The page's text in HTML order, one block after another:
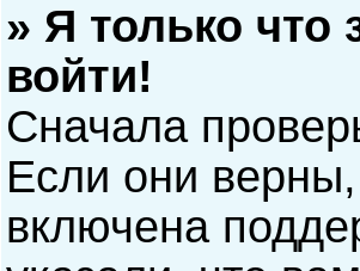
» Я только что
войти!
Сначала
Если они
включена